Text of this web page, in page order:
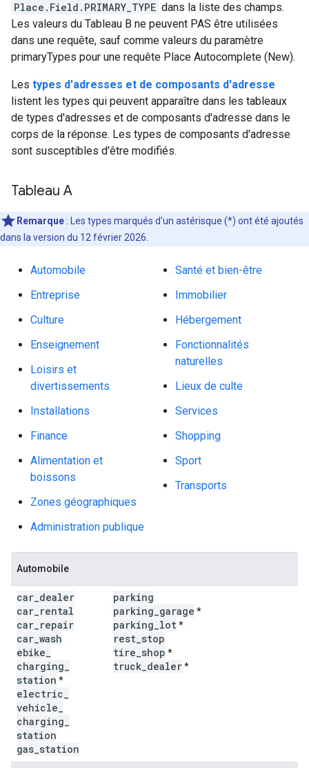
Place.Field.PRIMARY_TYPE dans la liste des champs.
Les valeurs du Tableau B ne peuvent PAS être utilisées
dans une requête, sauf comme valeurs du paramètre
primaryTypes pour une requête Place Autocomplete (New).
Les types d'adresses et de composants d'adresse
listent les types qui peuvent apparaître dans les tableaux
de types d'adresses et de composants d'adresse dans le
corps de la réponse. Les types de composants d'adresse
sont susceptibles d'être modifiés.
Tableau A
Remarque : Les types marqués d'un astérisque (*) ont été ajoutés
dans la version du 12 février 2026.
Automobile
Entreprise
Culture
Enseignement
Loisirs et
divertissements
Installations
Finance
Alimentation et
boissons
Zones géographiques
Administration publique
Santé et bien-être
Immobilier
Hébergement
Fonctionnalités
naturelles
Lieux de culte
Services
Shopping
Sport
Transports
Automobile
car dealer
car rental
car repair
car wash
ebike
charging
station *
electric
vehicle
charging
station
gas station
parking
parking garage *
parking lot*
rest stop
tire shop *
truck dealer*